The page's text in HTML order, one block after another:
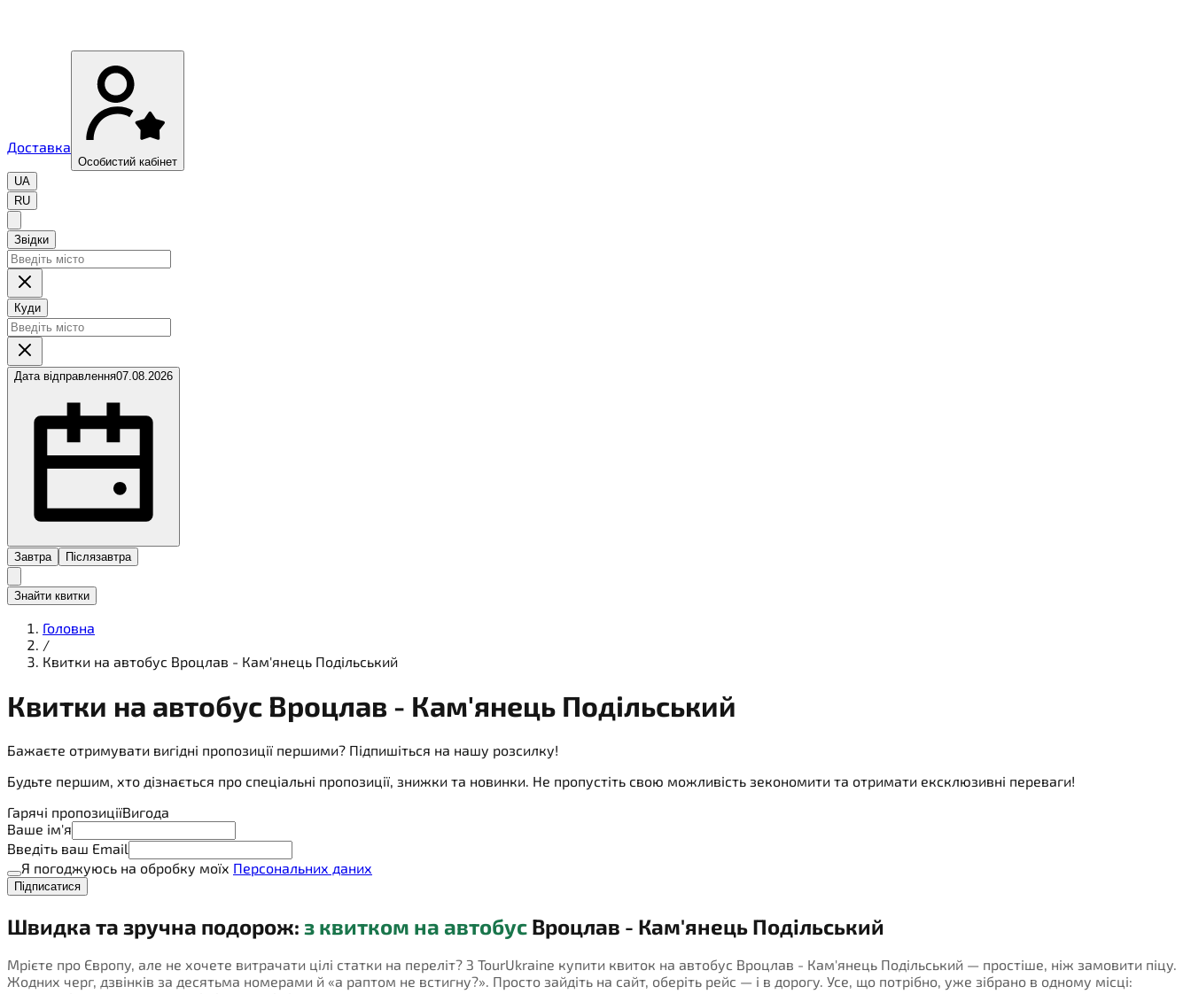
Доставка
Особистий кабінет
UA
RU
Звідки
Куди
Дата відправлення07.08.2026
Завтра Післязавтра
Знайти квитки
Головна
/
Квитки на автобус Вроцлав - Кам'янець Подільський
Квитки на автобус Вроцлав - Кам'янець Подільський
Бажаєте отримувати вигідні пропозиції першими? Підпишіться на нашу розсилку!
Будьте першим, хто дізнається про спеціальні пропозиції, знижки та новинки. Не пропустіть свою можливість зекономити та отримати ексклюзивні переваги!
Гарячі пропозиціїВигода
Ваше ім'я
Введіть ваш Email
Я погоджуюсь на обробку моїх Персональних даних
Підписатися
Швидка та зручна подорож: з квитком на автобус Вроцлав - Кам'янець Подільський
Мрієте про Європу, але не хочете витрачати цілі статки на переліт? З TourUkraine купити квиток на автобус Вроцлав - Кам'янець Подільський — простіше, ніж замовити піцу.
Жодних черг, дзвінків за десятьма номерами й «а раптом не встигну?». Просто зайдіть на сайт, оберіть рейс — і в дорогу. Усе, що потрібно, уже зібрано в одному місці: